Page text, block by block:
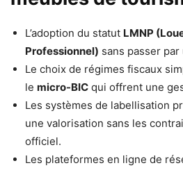
L’adoption du statut LMNP
Professionnel) sans passer
Le choix de régimes fiscaux
le micro-BIC qui offrent une
Les systèmes de labellisation
une valorisation sans les
officiel.
Les plateformes en ligne de